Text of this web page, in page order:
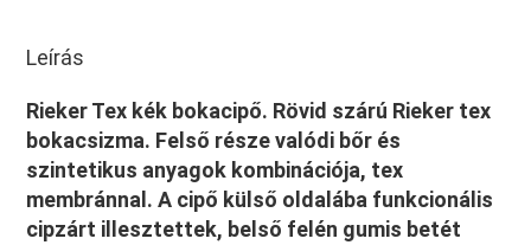
Leírás
Rieker Tex kék bokacipő. Rövid szárú Rieker tex
bokacsizma. Felső része valódi bőr és
szintetikus anyagok kombinációja, tex
membránnal. A cipő külső oldalába funkcionális
cipzárt illesztettek, belső felén gumis betét